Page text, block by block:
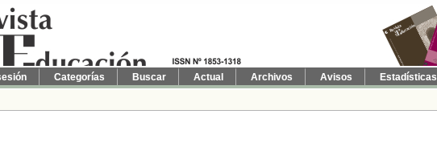
Categorías Buscar Actual Archivos Avisos Estadísticas